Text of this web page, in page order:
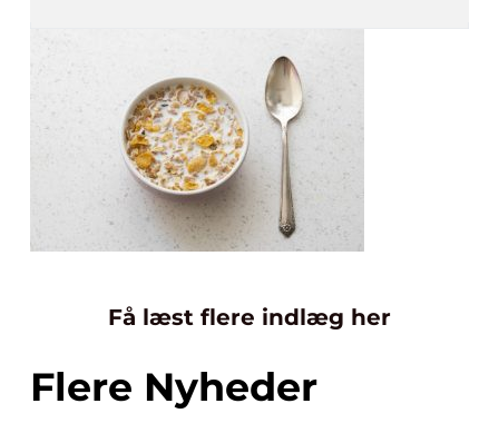
Få læst flere indlæg her
Flere Nyheder